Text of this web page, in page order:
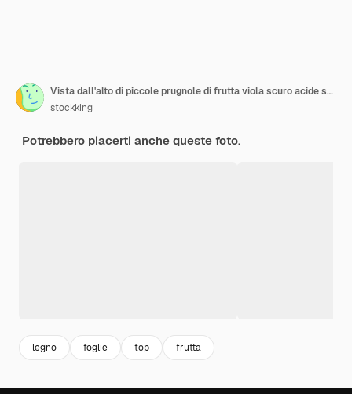
Vista dall'alto di piccole prugnole di frutta viola scuro acide su una ciotola con foglie su un fondo di legno grigio con spazio di copia
stockking
Potrebbero piacerti anche queste foto.
legno foglie top frutta